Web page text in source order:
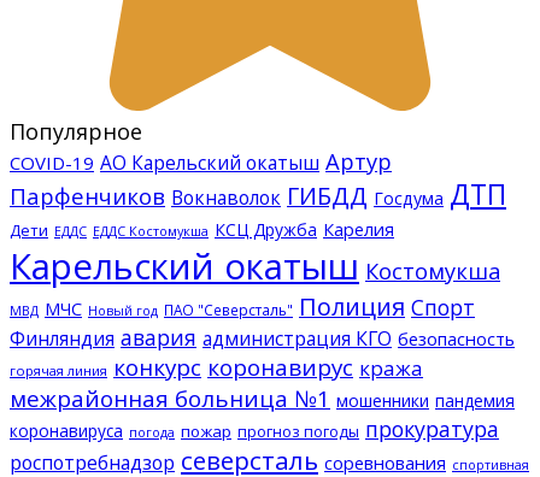
Популярное
COVID-19 АО Карельский окатыш Артур
Парфенчиков Вокнаволок ГИБДД Госдума ДТП
Дети ЕДДС ЕДДС Костомукша КСЦ Дружба Карелия
Карельский окатыш Костомукша
МВД МЧС Новый год ПАО "Северсталь" Полиция Спорт
Финляндия авария администрация КГО безопасность
горячая линия конкурс коронавирус кража
межрайонная больница №1 мошенники пандемия
коронавируса погода пожар прогноз погоды прокуратура
роспотребнадзор северсталь соревнования спортивная